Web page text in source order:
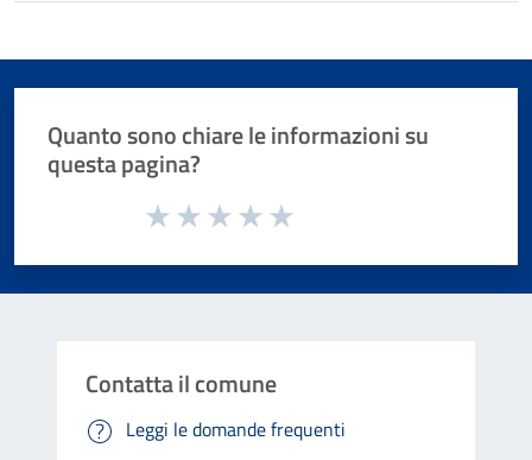
Quanto sono chiare le informazioni su
questa pagina?
Valuta da 1 a 5 stelle la pagina
Contatta il comune
Leggi le domande frequenti